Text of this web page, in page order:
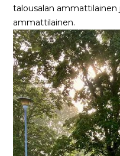
talousalan ammattilainen
ammattilainen.